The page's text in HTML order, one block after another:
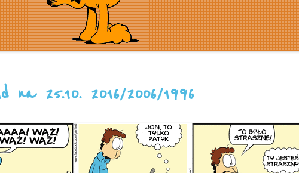
na 25.10. 2016/2006/1996